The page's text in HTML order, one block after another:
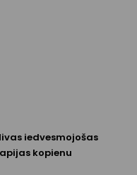
iedvesmojošas
kopienu